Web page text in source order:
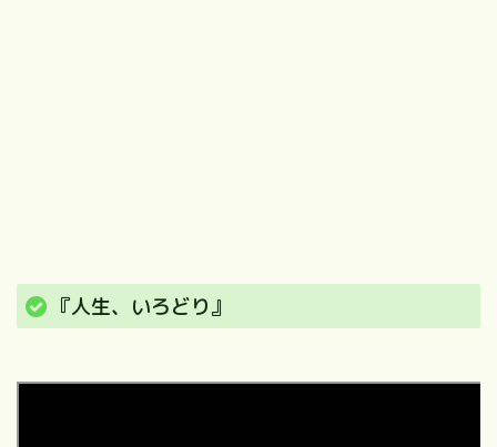
『人生、いろどり』